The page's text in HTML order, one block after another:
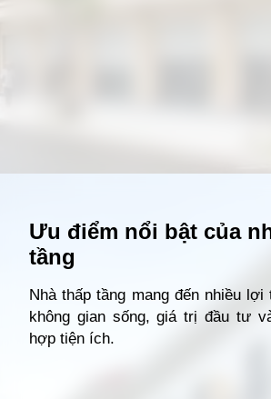
Ưu điểm nổi bật của
tầng
Nhà thấp tầng mang đến nhiều
không gian sống, giá trị đầu tư
hợp tiện ích.